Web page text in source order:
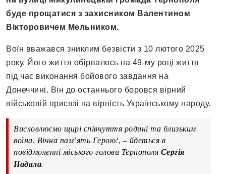
буде прощатися з захисником Валентином
Вікторовичем Мельником.
Воїн вважався зниклим безвісти з 10 лютого 2025
року. Його життя обірвалось на 49-му році життя
під час виконання бойового завдання на
Донеччині. Він до останнього боровся вірний
військовій присязі на вірність Українському народу.
Висловлюємо щирі співчуття родині та близьким
воїна. Вічна памʼять Герою!, – йдеться в
повідмоленні міського голови Тернополя Сергія
Надала.